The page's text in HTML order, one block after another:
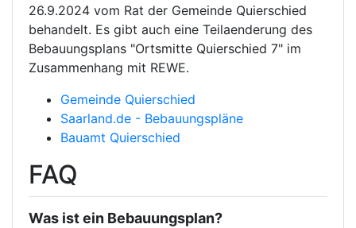
26.9.2024 vom Rat der Gemeinde Quierschied
behandelt. Es gibt auch eine Teilaenderung des
Bebauungsplans "Ortsmitte Quierschied 7" im
Zusammenhang mit REWE.
Gemeinde Quierschied
Saarland.de - Bebauungspläne
Bauamt Quierschied
FAQ
Was ist ein Bebauungsplan?